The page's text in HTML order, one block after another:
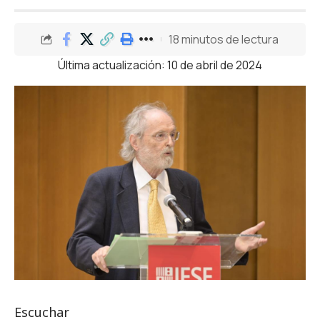
Última actualización: 10 de abril de 2024
18 minutos de lectura
Escuchar